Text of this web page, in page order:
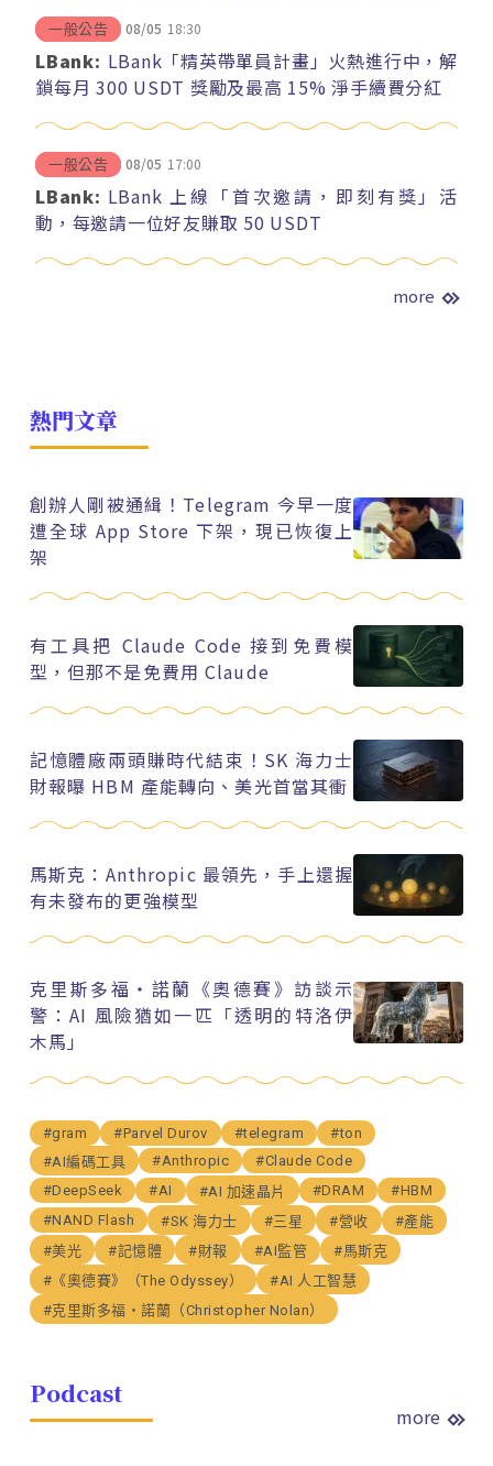
一般公告 08/05 18:30
LBank: LBank「精英帶單員計畫」火熱進行中，解
鎖每月 300 USDT 獎勵及最高 15% 淨手續費分紅
一般公告 08/05 17:00
LBank: LBank 上線「首次邀請，即刻有獎」活
動，每邀請一位好友賺取 50 USDT
more
熱門文章
創辦人剛被通緝！Telegram 今早一度
遭全球 App Store 下架，現已恢復上
架
有工具把 Claude Code 接到免費模
型，但那不是免費用 Claude
記憶體廠兩頭賺時代結束！SK 海力士
財報曝 HBM 產能轉向、美光首當其衝
馬斯克：Anthropic 最領先，手上還握
有未發布的更強模型
克里斯多福・諾蘭《奧德賽》訪談示
警：AI 風險猶如一匹「透明的特洛伊
木馬」
#gram #Parvel Durov #telegram
#ton
#AI編碼工具
#Anthropic
#Claude Code
#DeepSeek
#AI #AI 加速晶片 #DRAM
#HBM
#NAND Flash
#SK 海力士 #三星 #營收
#產能
#美光
#記憶體 #財報 #AI監管
#馬斯克
#《奧德賽》（The Odyssey）
#AI 人工智慧
#克里斯多福・諾蘭（Christopher Nolan）
Podcast
more